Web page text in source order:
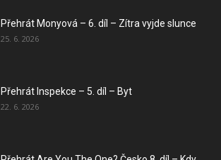
Přehrát Monyová – 6. díl – Zítra vyjde slunce
25. 6. 2026
Přehrát Inspekce – 5. díl – Byt
22. 6. 2026